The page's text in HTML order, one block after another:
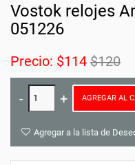
Vostok relojes
051226
Precio: $114 $120
AGREGAR AL
Agregar a la lista de